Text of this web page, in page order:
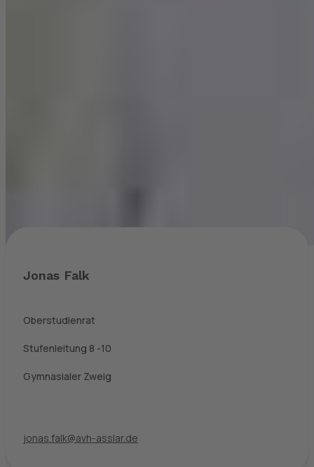
Jonas Falk
Oberstudienrat
Stufenleitung 8 -10
Gymnasialer Zweig
jonas.falk@avh-asslar.de